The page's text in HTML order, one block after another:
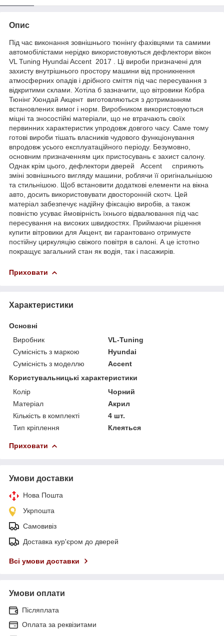
Опис
Під час виконання зовнішнього тюнінгу фахівцями та самими
автомобілістами нерідко використовуються дефлектори вікон
VL Tuning Hyundai Accent 2017 . Ці вироби призначені для
захисту внутрішнього простору машини від проникнення
атмосферних опадів і дрібного сміття під час пересування з
відкритими склами. Хотіла б зазначити, що вітровики Кобра
Тюнінг Хюндай Акцент виготовляються з дотриманням
встановлених вимог і норм. Виробником використовуються
міцні та зносостійкі матеріали, що не втрачають своїх
первинних характеристик упродовж довгого часу. Саме тому
готові вироби тішать власників чудового функціонування
впродовж усього експлуатаційного періоду. Безумовно,
основним призначенням цих пристосувань є захист салону.
Однак крім цього, дефлектори дверей Accent сприяють
зміні зовнішнього вигляду машини, роблячи її оригінальнішою
та стильнішою. Щоб встановити додаткові елементи на вікна
авто, досить використовувати двосторонній скотч. Цей
матеріал забезпечує надійну фіксацію виробів, а також
повністю усуває ймовірність їхнього відвалювання під час
пересування на високих швидкостях. Приймаючи рішення
купити вітровики для Акцент, ви гарантовано отримуєте
постійну циркуляцію свіжого повітря в салоні. А це істотно
покращує загальний стан як водія, так і пасажирів.
Приховати
Характеристики
Основні
Виробник
VL-Tuning
Сумісність з маркою
Hyundai
Сумісність з моделлю
Accent
Користувальницькі характеристики
Колір
Чорний
Матеріал
Акрил
Кількість в комплекті
4 шт.
Тип кріплення
Клеяться
Приховати
Умови доставки
Нова Пошта
Укрпошта
Самовивіз
Доставка кур'єром до дверей
Всі умови доставки
Умови оплати
Післяплата
Оплата за реквізитами